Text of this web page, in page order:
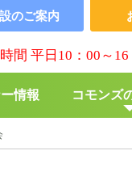
情報 コモンズ
のご案内
間 平日10：00～16